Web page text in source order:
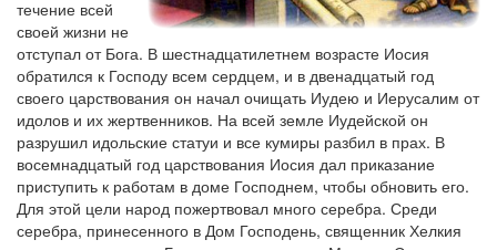
течение всей
своей жизни не
отступал от Бога. В шестнадцатилетнем возрасте Иосия
обратился к Господу всем сердцем, и в двенадцатый год
своего царствования он начал очищать Иудею и Иерусалим от
идолов и их жертвенников. На всей земле Иудейской он
разрушил идольские статуи и все кумиры разбил в прах. В
восемнадцатый год царствования Иосия дал приказание
приступить к работам в доме Господнем, чтобы обновить его.
Для этой цели народ пожертвовал много серебра. Среди
серебра, принесенного в Дом Господень, священник Хелкия